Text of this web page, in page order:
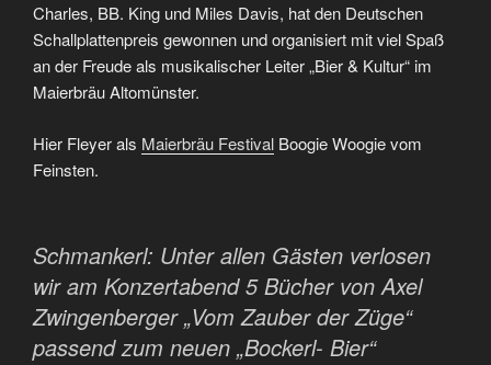
Charles, BB. King und Miles Davis, hat den Deutschen
Schallplattenpreis gewonnen und organisiert mit viel Spaß
an der Freude als musikalischer Leiter „Bier & Kultur“ im
Maierbräu Altomünster.
Hier Fleyer als Maierbräu Festival Boogie Woogie vom
Feinsten.
Schmankerl: Unter allen Gästen verlosen
wir am Konzertabend 5 Bücher von Axel
Zwingenberger „Vom Zauber der Züge“
passend zum neuen „Bockerl- Bier“